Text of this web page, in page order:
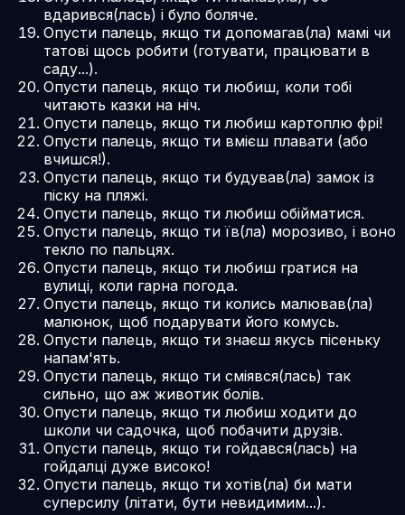
вдарився(лась) і було боляче.
Опусти палець, якщо ти допомагав(ла) мамі чи
татові щось робити (готувати, працювати в
саду...).
Опусти палець, якщо ти любиш, коли тобі
читають казки на ніч.
Опусти палець, якщо ти любиш картоплю фрі!
Опусти палець, якщо ти вмієш плавати (або
вчишся!).
Опусти палець, якщо ти будував(ла) замок із
піску на пляжі.
Опусти палець, якщо ти любиш обійматися.
Опусти палець, якщо ти їв(ла) морозиво, і воно
текло по пальцях.
Опусти палець, якщо ти любиш гратися на
вулиці, коли гарна погода.
Опусти палець, якщо ти колись малював(ла)
малюнок, щоб подарувати його комусь.
Опусти палець, якщо ти знаєш якусь пісеньку
напам'ять.
Опусти палець, якщо ти сміявся(лась) так
сильно, що аж животик болів.
Опусти палець, якщо ти любиш ходити до
школи чи садочка, щоб побачити друзів.
Опусти палець, якщо ти гойдався(лась) на
гойдалці дуже високо!
Опусти палець, якщо ти хотів(ла) би мати
суперсилу (літати, бути невидимим...).